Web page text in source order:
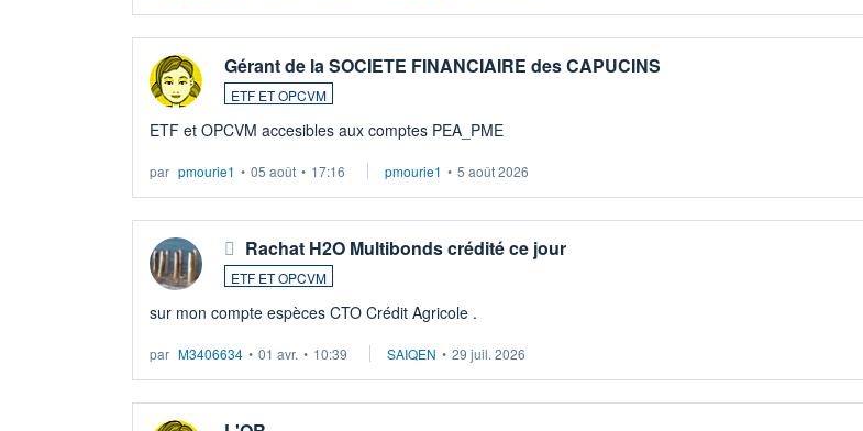
Gérant de la SOCIETE FINANCIAIRE des CAPUCINS
ETF ET OPCVM
ETF et OPCVM accesibles aux comptes PEA_PME
par pmourie1 • 05 août • 17:16 pmourie1 • 5 août 2026
Rachat H2O Multibonds crédité ce jour
ETF ET OPCVM
sur mon compte espèces CTO Crédit Agricole .
par M3406634 • 01 avr. • 10:39 SAIQEN • 29 juil. 2026